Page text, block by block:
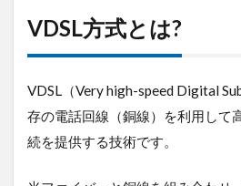
とは?
と
VDSL
の関
係性
VDSL方式とは?
VDSL（Very high-speed Digital
存の電話回線（銅線）を利用して
続を提供する技術です。